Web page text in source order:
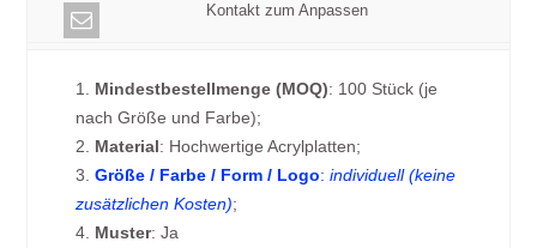
Kontakt zum Anpassen
1. Mindestbestellmenge (MOQ): 100 Stück (je
nach Größe und Farbe);
2. Material: Hochwertige Acrylplatten;
3.Größe / Farbe / Form / Logo:individuell (keine
zusätzlichen Kosten);
4. Muster: Ja